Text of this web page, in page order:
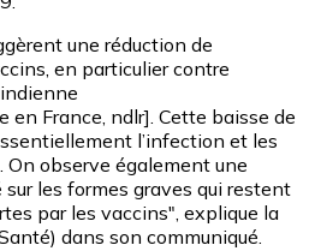
une réduction de
en particulier contre
en France, ndlr]. Cette baisse de
l’infection et les
observe également une
sur les formes graves qui restent
par les vaccins", explique la
dans son communiqué.